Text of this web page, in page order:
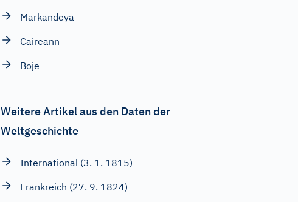
Markandeya
Caireann
Boje
Weitere Artikel aus den Daten der
Weltgeschichte
International (3. 1. 1815)
Frankreich (27. 9. 1824)